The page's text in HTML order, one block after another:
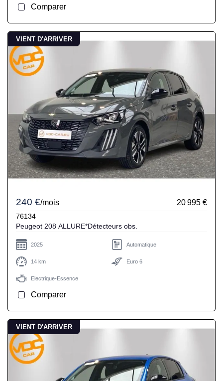
Comparer
VIENT D'ARRIVER
240 €/mois 20 995 €
76134
Peugeot 208 ALLURE*Détecteurs obs.
2025 Automatique
14 km Euro 6
Electrique-Essence
Comparer
VIENT D'ARRIVER